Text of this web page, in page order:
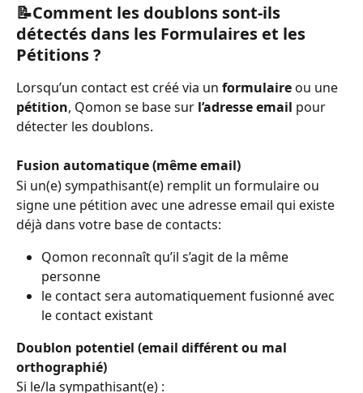
📝Comment les doublons sont-ils
détectés dans les Formulaires et les
Pétitions ?
Lorsqu’un contact est créé via un formulaire ou une
pétition, Qomon se base sur l’adresse email pour
détecter les doublons.
Fusion automatique (même email)
Si un(e) sympathisant(e) remplit un formulaire ou
signe une pétition avec une adresse email qui existe
déjà dans votre base de contacts:
Qomon reconnaît qu’il s’agit de la même
personne
le contact sera automatiquement fusionné avec
le contact existant
Doublon potentiel (email différent ou mal
orthographié)
Si le/la sympathisant(e) :